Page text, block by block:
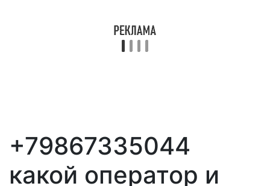
+79867335044
какой оператор и